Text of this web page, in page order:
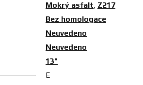
Mokrý asfalt, Z217
Bez homologace
Neuvedeno
Neuvedeno
13"
E